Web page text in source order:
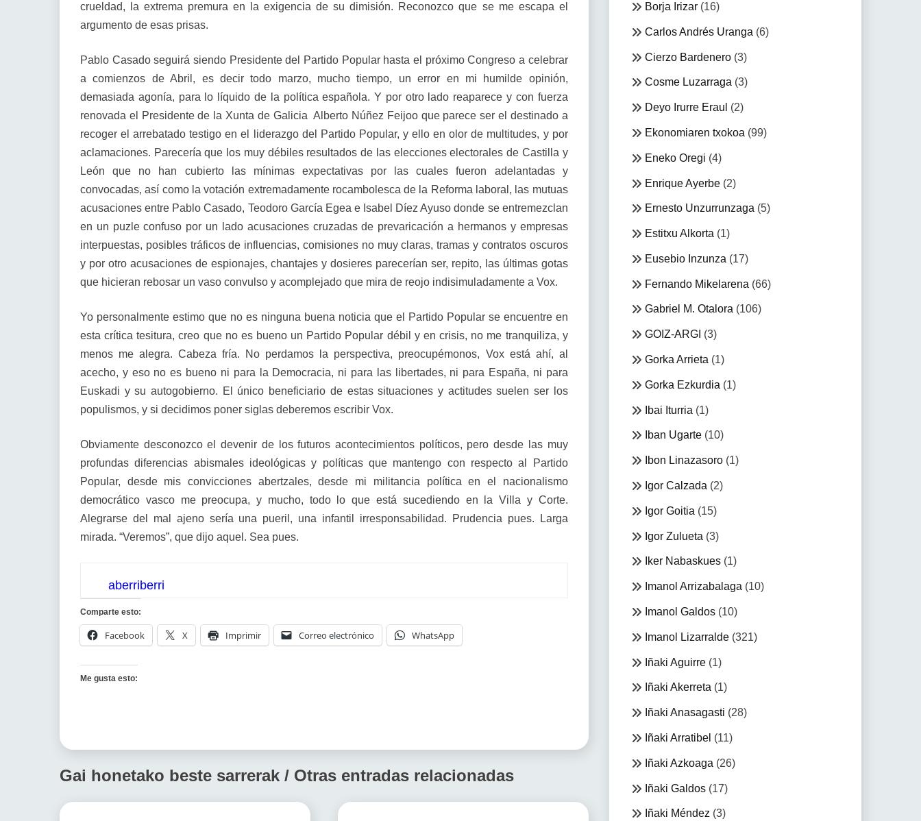
crueldad, la extrema premura en la exigencia de su dimisión. Reconozco que se me escapa el
argumento de esas prisas.
Pablo Casado seguirá siendo Presidente del Partido Popular hasta el próximo Congreso a celebrar
a comienzos de Abril, es decir todo marzo, mucho tiempo, un error en mi humilde opinión,
demasiada agonía, para lo líquido de la política española. Y por otro lado reaparece y con fuerza
renovada el Presidente de la Xunta de Galicia Alberto Núñez Feijoo que parece ser el destinado a
recoger el arrebatado testigo en el liderazgo del Partido Popular, y ello en olor de multitudes, y por
aclamaciones. Parecería que los muy débiles resultados de las elecciones electorales de Castilla y
León que no han cubierto las mínimas expectativas por las cuales fueron adelantadas y
convocadas, así como la votación extremadamente rocambolesca de la Reforma laboral, las mutuas
acusaciones entre Pablo Casado, Teodoro García Egea e Isabel Díez Ayuso donde se entremezclan
en un puzle confuso por un lado acusaciones cruzadas de prevaricación a hermanos y empresas
interpuestas, posibles tráficos de influencias, comisiones no muy claras, tramas y contratos oscuros
y por otro acusaciones de espionajes, chantajes y dosieres parecerían ser, repito, las últimas gotas
que hicieran rebosar un vaso convulso y acomplejado que mira de reojo indisimuladamente a Vox.
Yo personalmente estimo que no es ninguna buena noticia que el Partido Popular se encuentre en
esta crítica tesitura, creo que no es bueno un Partido Popular débil y en crisis, no me tranquiliza, y
menos me alegra. Cabeza fría. No perdamos la perspectiva, preocupémonos, Vox está ahí, al
acecho, y eso no es bueno ni para la Democracia, ni para las libertades, ni para España, ni para
Euskadi y su autogobierno. El único beneficiario de estas situaciones y actitudes suelen ser los
populismos, y si decidimos poner siglas deberemos escribir Vox.
Obviamente desconozco el devenir de los futuros acontecimientos políticos, pero desde las muy
profundas diferencias abismales ideológicas y políticas que mantengo con respecto al Partido
Popular, desde mis convicciones abertzales, desde mi militancia política en el nacionalismo
democrático vasco me preocupa, y mucho, todo lo que está sucediendo en la Villa y Corte.
Alegrarse del mal ajeno sería una pueril, una infantil irresponsabilidad. Prudencia pues. Larga
mirada. “Veremos”, que dijo aquel. Sea pues.
aberriberri
Comparte esto:
Facebook X Imprimir Correo electrónico WhatsApp
Me gusta esto:
Gai honetako beste sarrerak / Otras entradas relacionadas
Borja Irizar(16)
Carlos Andrés Uranga (6)
Cierzo Bardenero(3)
Cosme Luzarraga (3)
Deyo Irurre Eraul (2)
Ekonomiaren txokoa (99)
Eneko Oregi (4)
Enrique Ayerbe(2)
Ernesto Unzurrunzaga (5)
Estitxu Alkorta (1)
Eusebio Inzunza (17)
Fernando Mikelarena (66)
Gabriel M. Otalora(106)
GOIZ-ARGI (3)
Gorka Arrieta (1)
Gorka Ezkurdia (1)
Ibai Iturria (1)
Iban Ugarte(10)
Ibon Linazasoro(1)
Igor Calzada (2)
Igor Goitia (15)
Igor Zulueta (3)
Iker Nabaskues(1)
Imanol Arrizabalaga (10)
Imanol Galdos(10)
Imanol Lizarralde(321)
Iñaki Aguirre(1)
Iñaki Akerreta(1)
Iñaki Anasagasti (28)
Iñaki Arratibel (11)
Iñaki Azkoaga (26)
Iñaki Galdos(17)
Iñaki Méndez(3)